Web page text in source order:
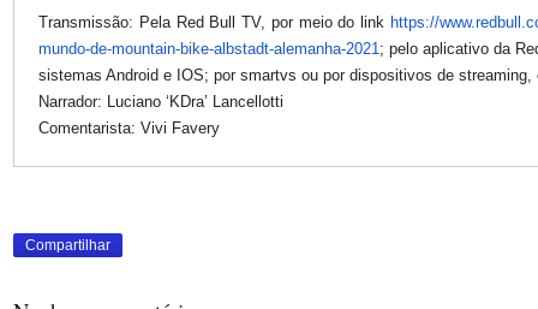
Transmissão: Pela Red Bull TV, por meio do link https://
mundo-de-mountain-bike-albstadt-alemanha-2021; pelo aplicativo da
sistemas Android e IOS; por smartvs ou por dispositivos de streaming,
Narrador: Luciano ‘KDra’ Lancellotti
Comentarista: Vivi Favery
Compartilhar